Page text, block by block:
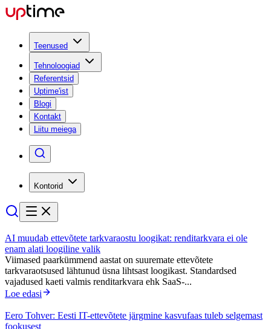
Teenused
Tehnoloogiad
Referentsid
Uptime'ist
Blogi
Kontakt
Liitu meiega
Kontorid
AI muudab ettevõtete tarkvaraostu loogikat: renditarkvara ei ole
enam alati loogiline valik
Viimased paarkümmend aastat on suuremate ettevõtete
tarkvaraotsused lähtunud üsna lihtsast loogikast. Standardsed
vajadused kaeti valmis renditarkvara ehk SaaS-...
Loe edasi
Eero Tohver: Eesti IT-ettevõtete järgmine kasvufaas tuleb selgemast
fookusest